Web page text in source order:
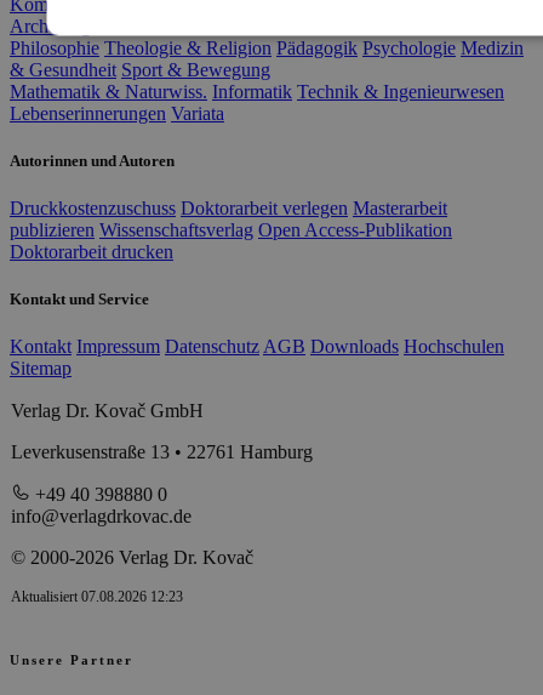
Archäologie & Altertum
Philosophie Theologie & Religion Pädagogik Psychologie Medizin
& Gesundheit Sport & Bewegung
Mathematik & Naturwiss. Informatik Technik & Ingenieurwesen
Lebenserinnerungen Variata
Autorinnen und Autoren
Druckkostenzuschuss Doktorarbeit verlegen Masterarbeit
publizieren Wissenschaftsverlag Open Access-Publikation
Doktorarbeit drucken
Kontakt und Service
Kontakt Impressum Datenschutz AGB Downloads Hochschulen
Sitemap
Verlag Dr. Kovač GmbH
Leverkusenstraße 13 • 22761 Hamburg
+49 40 398880 0
info@verlagdrkovac.de
© 2000-2026 Verlag Dr. Kovač
Aktualisiert 07.08.2026 12:23
Unsere Partner